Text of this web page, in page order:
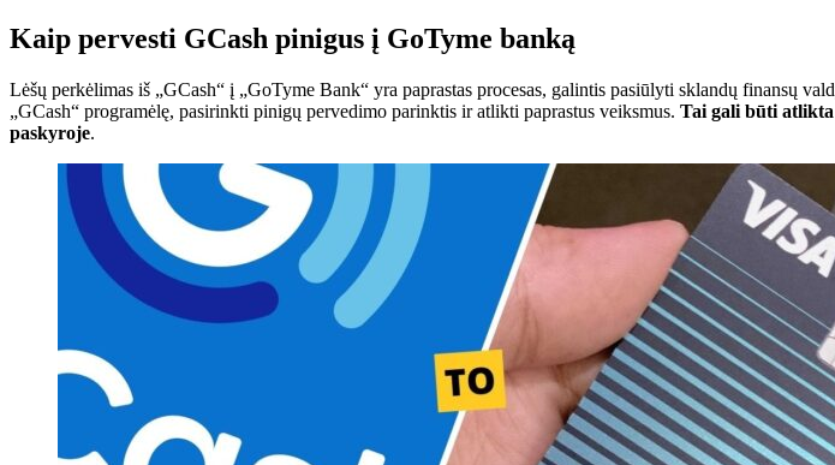
Kaip pervesti GCash pinigus į GoTyme banką
Lėšų perkėlimas iš „GCash“ į „GoTyme Bank“ yra paprastas procesas, galintis pasiūlyti sklandų finansų
„GCash“ programėlę, pasirinkti pinigų pervedimo parinktis ir atlikti paprastus veiksmus. Tai gali būti atlikta
paskyroje.